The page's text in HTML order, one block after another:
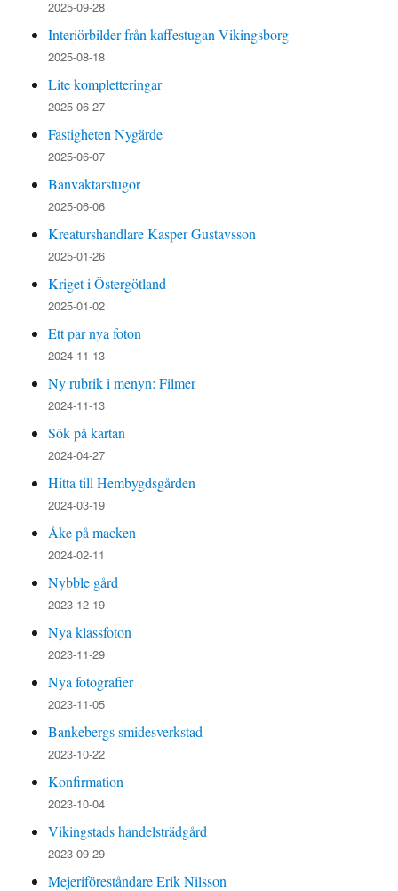
2025-09-28
Interiörbilder från kaffestugan Vikingsborg
2025-08-18
Lite kompletteringar
2025-06-27
Fastigheten Nygärde
2025-06-07
Banvaktarstugor
2025-06-06
Kreaturshandlare Kasper Gustavsson
2025-01-26
Kriget i Östergötland
2025-01-02
Ett par nya foton
2024-11-13
Ny rubrik i menyn: Filmer
2024-11-13
Sök på kartan
2024-04-27
Hitta till Hembygdsgården
2024-03-19
Åke på macken
2024-02-11
Nybble gård
2023-12-19
Nya klassfoton
2023-11-29
Nya fotografier
2023-11-05
Bankebergs smidesverkstad
2023-10-22
Konfirmation
2023-10-04
Vikingstads handelsträdgård
2023-09-29
Mejeriföreståndare Erik Nilsson